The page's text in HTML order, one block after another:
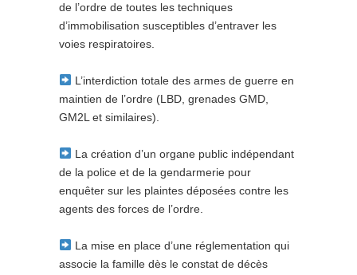
de l’ordre de toutes les techniques
d’immobilisation susceptibles d’entraver les
voies respiratoires.
L’interdiction totale des armes de guerre en
maintien de l’ordre (LBD, grenades GMD,
GM2L et similaires).
La création d’un organe public indépendant
de la police et de la gendarmerie pour
enquêter sur les plaintes déposées contre les
agents des forces de l’ordre.
La mise en place d’une réglementation qui
associe la famille dès le constat de décès